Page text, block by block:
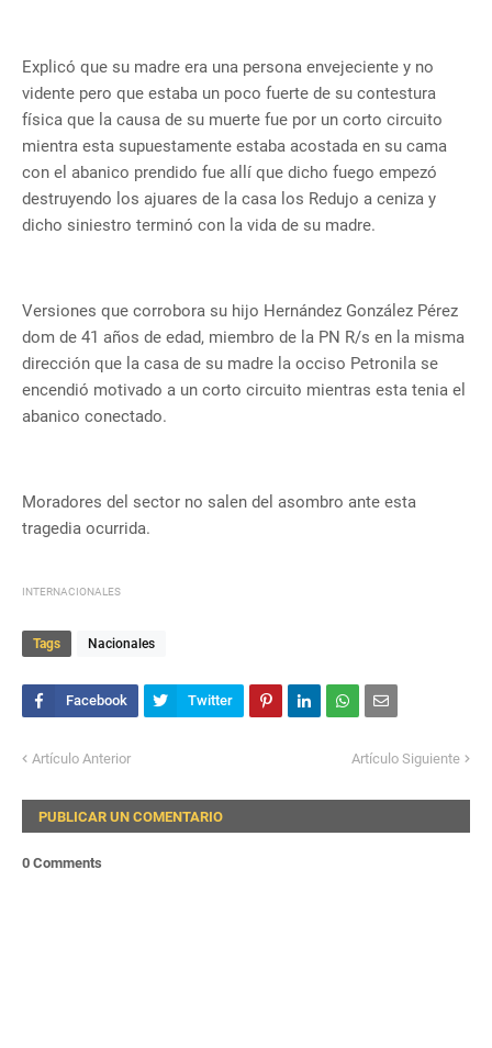
Explicó que su madre era una persona envejeciente y no
vidente pero que estaba un poco fuerte de su contestura
física que la causa de su muerte fue por un corto circuito
mientra esta supuestamente estaba acostada en su cama
con el abanico prendido fue allí que dicho fuego empezó
destruyendo los ajuares de la casa los Redujo a ceniza y
dicho siniestro terminó con la vida de su madre.
Versiones que corrobora su hijo Hernández González Pérez
dom de 41 años de edad, miembro de la PN R/s en la misma
dirección que la casa de su madre la occiso Petronila se
encendió motivado a un corto circuito mientras esta tenia el
abanico conectado.
Moradores del sector no salen del asombro ante esta
tragedia ocurrida.
INTERNACIONALES
Tags Nacionales
Artículo Anterior Artículo Siguiente
PUBLICAR UN COMENTARIO
0 Comments